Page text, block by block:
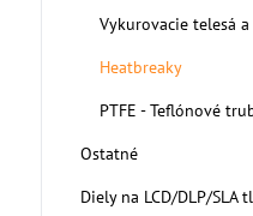
Vykurovacie telesá
Heatbreaky
PTFE - Teflónové
Ostatné
Diely na LCD/DLP/SLA